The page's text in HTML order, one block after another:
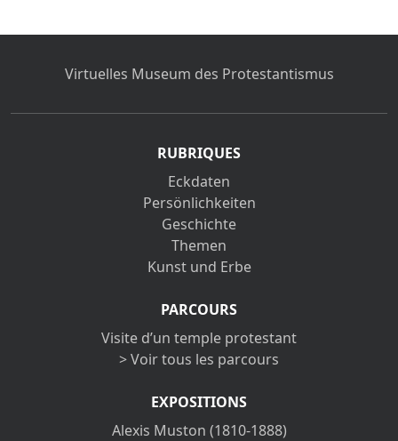
Virtuelles Museum des Protestantismus
RUBRIQUES
Eckdaten
Persönlichkeiten
Geschichte
Themen
Kunst und Erbe
PARCOURS
Visite d’un temple protestant
> Voir tous les parcours
EXPOSITIONS
Alexis Muston (1810-1888)